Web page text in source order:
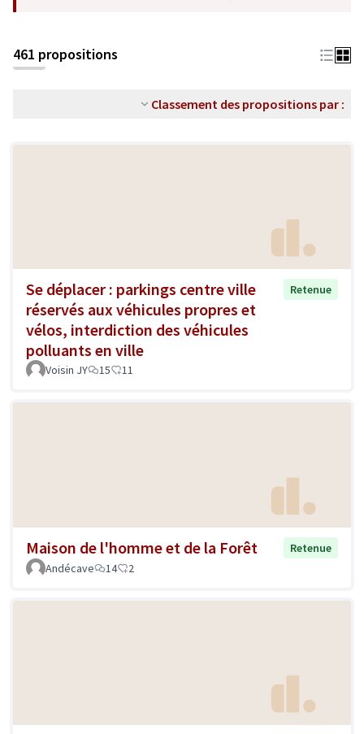
461 propositions
Classement des propositions par :
Se déplacer : parkings centre ville
réservés aux véhicules propres et
vélos, interdiction des véhicules
polluants en ville
Retenue
Voisin JY 15 11
Maison de l'homme et de la Forêt
Retenue
Andécave
14 2